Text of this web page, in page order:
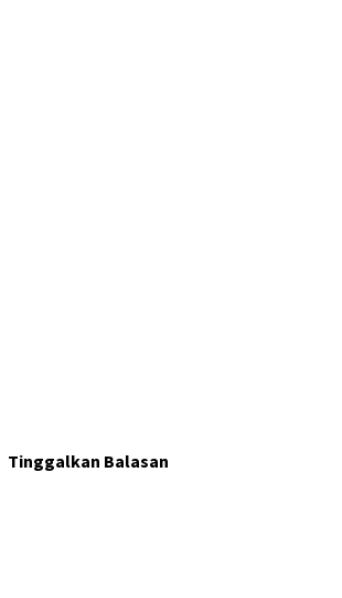
Tinggalkan Balasan